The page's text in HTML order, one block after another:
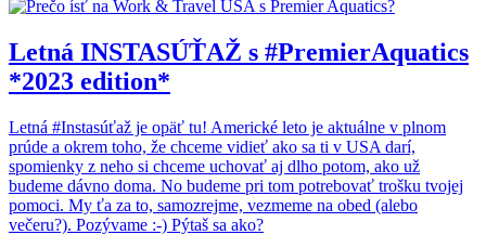
Letná INSTASÚŤAŽ s #PremierAquatics
*2023 edition*
Letná #Instasúťaž je opäť tu! Americké leto je aktuálne v plnom
prúde a okrem toho, že chceme vidieť ako sa ti v USA darí,
spomienky z neho si chceme uchovať aj dlho potom, ako už
budeme dávno doma. No budeme pri tom potrebovať trošku tvojej
pomoci. My ťa za to, samozrejme, vezmeme na obed (alebo
večeru?). Pozývame :-) Pýtaš sa ako?